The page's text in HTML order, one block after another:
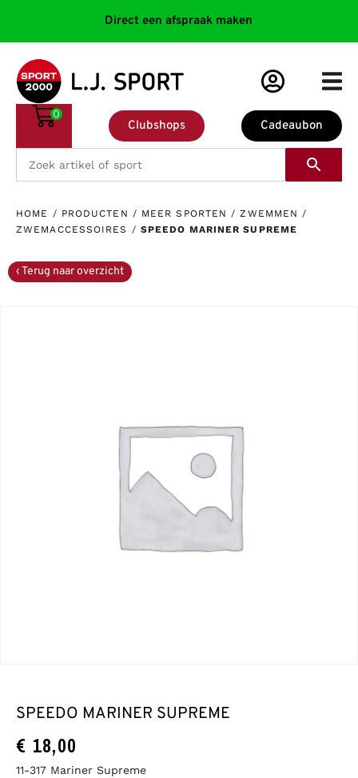
Direct een afspraak maken
Cadeaubon
Clubshops
0
HOME / PRODUCTEN / MEER SPORTEN /ZWEMMEN /
ZWEMACCESSOIRES / SPEEDO MARINER SUPREME
SPEEDO MARINER SUPREME
€ 18,00
11-317 Mariner Supreme